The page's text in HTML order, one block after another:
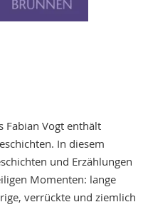
Fabian Vogt enthält
In diesem
und Erzählungen
Momenten: lange
verrückte und ziemlich